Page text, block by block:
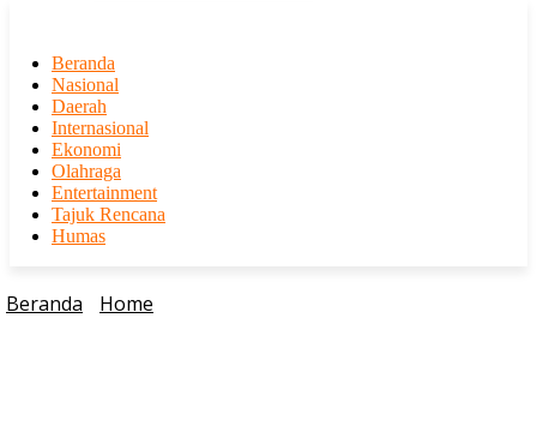
Beranda
Nasional
Daerah
Internasional
Ekonomi
Olahraga
Entertainment
Tajuk Rencana
Humas
Beranda Home